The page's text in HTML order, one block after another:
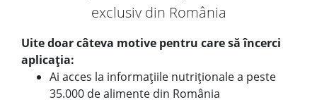
exclusiv din România
Uite doar câteva motive pentru care să încerci
aplicația:
Ai acces la informațiile nutriționale a peste
35.000 de alimente din România